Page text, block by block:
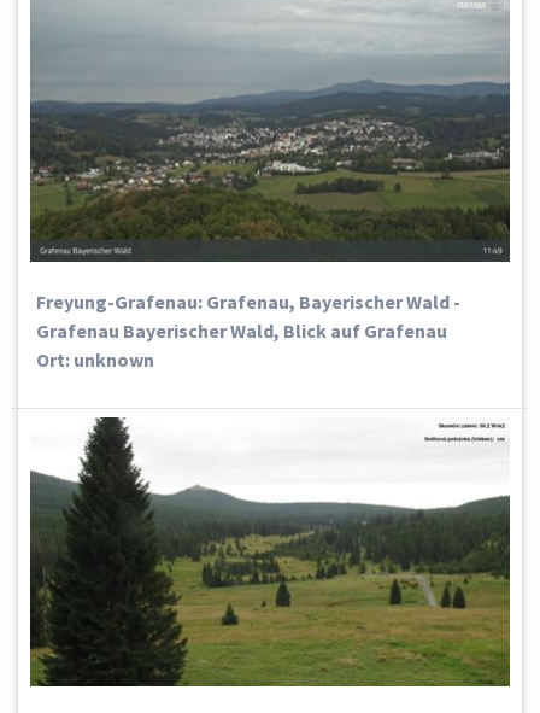
Freyung-Grafenau: Grafenau, Bayerischer Wald -
Grafenau Bayerischer Wald, Blick auf Grafenau
Ort: unknown